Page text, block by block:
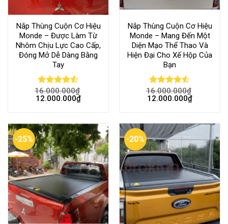
Nắp Thùng Cuộn Cơ Hiệu
Monde – Được Làm Từ
Nhôm Chịu Lực Cao Cấp,
Đóng Mở Dễ Dàng Bằng
Tay
Rated
4.50out
16.000.000₫
12.000.000₫
Nắp Thùng Cuộn Cơ Hiệu
Monde – Mang Đến Một
Diện Mạo Thể Thao Và
Hiện Đại Cho Xế Hộp Của
Bạn
Rated
4.50out
16.000.000₫
12.000.000₫
-25% -20%